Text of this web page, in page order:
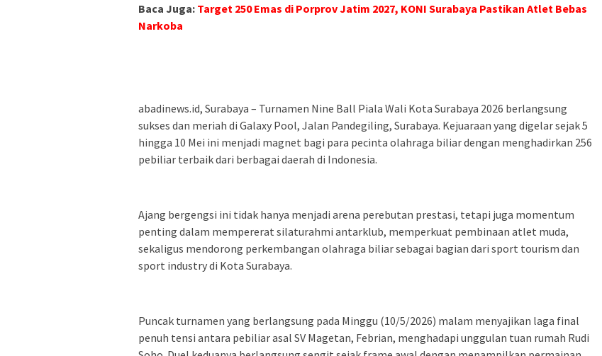
Baca Juga: Target 250 Emas di Porprov Jatim 2027, KONI Surabaya Pastikan Atlet Bebas
Narkoba
abadinews.id, Surabaya – Turnamen Nine Ball Piala Wali Kota Surabaya 2026 berlangsung
sukses dan meriah di Galaxy Pool, Jalan Pandegiling, Surabaya. Kejuaraan yang digelar sejak 5
hingga 10 Mei ini menjadi magnet bagi para pecinta olahraga biliar dengan menghadirkan 256
pebiliar terbaik dari berbagai daerah di Indonesia.
Ajang bergengsi ini tidak hanya menjadi arena perebutan prestasi, tetapi juga momentum
penting dalam mempererat silaturahmi antarklub, memperkuat pembinaan atlet muda,
sekaligus mendorong perkembangan olahraga biliar sebagai bagian dari sport tourism dan
sport industry di Kota Surabaya.
Puncak turnamen yang berlangsung pada Minggu (10/5/2026) malam menyajikan laga final
penuh tensi antara pebiliar asal SV Magetan, Febrian, menghadapi unggulan tuan rumah Rudi